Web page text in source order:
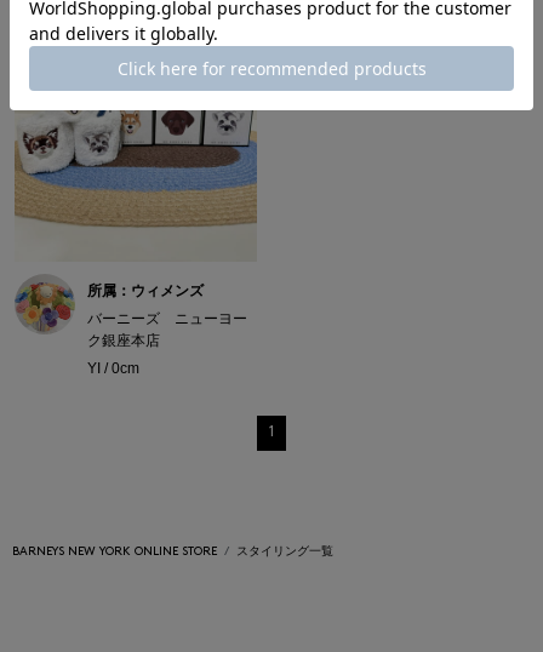
所属：ウィメンズ
バーニーズ ニューヨー
ク銀座本店
YI / 0cm
1
BARNEYS NEW YORK ONLINE STORE スタイリング一覧